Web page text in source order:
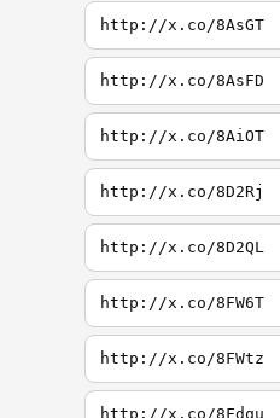
http://x.co/8AsGT
http://x.co/8AsFD
http://x.co/8AiOT
http://x.co/8D2Rj
http://x.co/8D2QL
http://x.co/8FW6T
http://x.co/8FWtz
http://x.co/8Fdqu